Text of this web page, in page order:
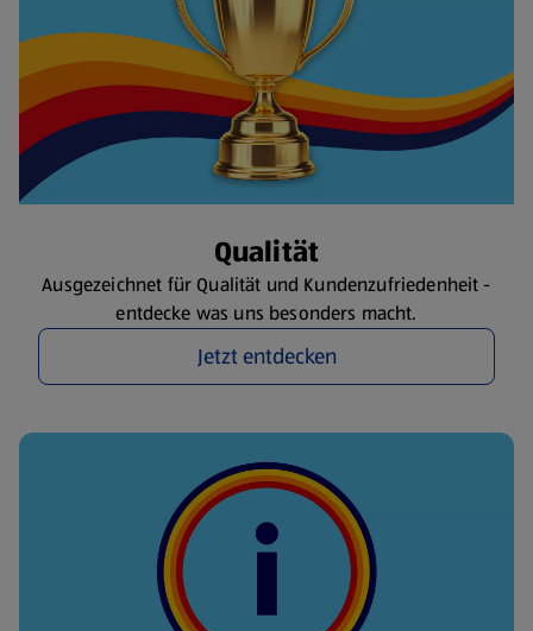
Qualität
Ausgezeichnet für Qualität und Kundenzufriedenheit -
entdecke was uns besonders macht.
Jetzt entdecken